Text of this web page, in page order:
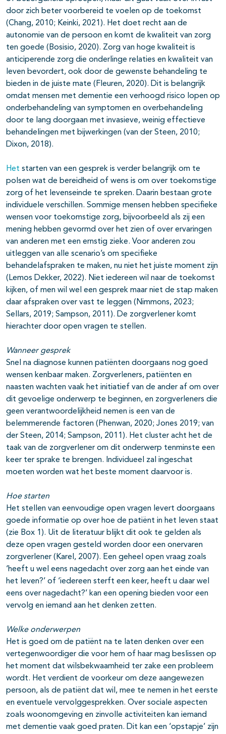
door zich beter voorbereid te voelen op de toekomst
(Chang, 2010; Keinki, 2021). Het doet recht aan de
autonomie van de persoon en komt de kwaliteit van zorg
ten goede (Bosisio, 2020). Zorg van hoge kwaliteit is
anticiperende zorg die onderlinge relaties en kwaliteit van
leven bevordert, ook door de gewenste behandeling te
bieden in de juiste mate (Fleuren, 2020). Dit is belangrijk
omdat mensen met dementie een verhoogd risico lopen op
onderbehandeling van symptomen en overbehandeling
door te lang doorgaan met invasieve, weinig effectieve
behandelingen met bijwerkingen (van der Steen, 2010;
Dixon, 2018).
Het starten van een gesprek is verder belangrijk om te
polsen wat de bereidheid of wens is om over toekomstige
zorg of het levenseinde te spreken. Daarin bestaan grote
individuele verschillen. Sommige mensen hebben specifieke
wensen voor toekomstige zorg, bijvoorbeeld als zij een
mening hebben gevormd over het zien of over ervaringen
van anderen met een ernstig zieke. Voor anderen zou
uitleggen van alle scenario’s om specifieke
behandelafspraken te maken, nu niet het juiste moment zijn
(Lemos Dekker, 2022). Niet iedereen wil naar de toekomst
kijken, of men wil wel een gesprek maar niet de stap maken
daar afspraken over vast te leggen (Nimmons, 2023;
Sellars, 2019; Sampson, 2011). De zorgverlener komt
hierachter door open vragen te stellen.
Wanneer gesprek
Snel na diagnose kunnen patiënten doorgaans nog goed
wensen kenbaar maken. Zorgverleners, patiënten en
naasten wachten vaak het initiatief van de ander af om over
dit gevoelige onderwerp te beginnen, en zorgverleners die
geen verantwoordelijkheid nemen is een van de
belemmerende factoren (Phenwan, 2020; Jones 2019; van
der Steen, 2014; Sampson, 2011). Het cluster acht het de
taak van de zorgverlener om dit onderwerp tenminste een
keer ter sprake te brengen. Individueel zal ingeschat
moeten worden wat het beste moment daarvoor is.
Hoe starten
Het stellen van eenvoudige open vragen levert doorgaans
goede informatie op over hoe de patiënt in het leven staat
(zie Box 1). Uit de literatuur blijkt dit ook te gelden als
deze open vragen gesteld worden door een onervaren
zorgverlener (Karel, 2007). Een geheel open vraag zoals
‘heeft u wel eens nagedacht over zorg aan het einde van
het leven?’ of ‘iedereen sterft een keer, heeft u daar wel
eens over nagedacht?’ kan een opening bieden voor een
vervolg en iemand aan het denken zetten.
Welke onderwerpen
Het is goed om de patiënt na te laten denken over een
vertegenwoordiger die voor hem of haar mag beslissen op
het moment dat wilsbekwaamheid ter zake een probleem
wordt. Het verdient de voorkeur om deze aangewezen
persoon, als de patiënt dat wil, mee te nemen in het eerste
en eventuele vervolggesprekken. Over sociale aspecten
zoals woonomgeving en zinvolle activiteiten kan iemand
met dementie vaak goed praten. Dit kan een ‘opstapje’ zijn